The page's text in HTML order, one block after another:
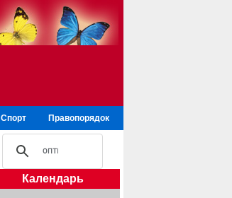
Спорт Правопорядок
Календарь